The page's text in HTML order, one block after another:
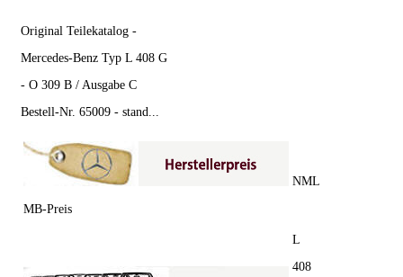
Original Teilekatalog -
Mercedes-Benz Typ L 408 G
- O 309 B / Ausgabe C
Bestell-Nr. 65009 - stand...
MB-Preis
NML
L
408